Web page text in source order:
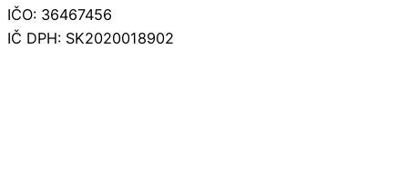
IČO: 36467456
IČ DPH: SK2020018902